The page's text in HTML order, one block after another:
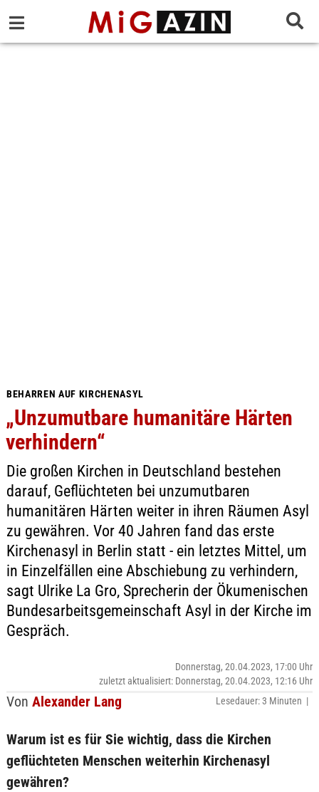
BEHARREN AUF KIRCHENASYL
„Unzumutbare humanitäre Härten
verhindern“
Die großen Kirchen in Deutschland bestehen
darauf, Geflüchteten bei unzumutbaren
humanitären Härten weiter in ihren Räumen Asyl
zu gewähren. Vor 40 Jahren fand das erste
Kirchenasyl in Berlin statt - ein letztes Mittel, um
in Einzelfällen eine Abschiebung zu verhindern,
sagt Ulrike La Gro, Sprecherin der Ökumenischen
Bundesarbeitsgemeinschaft Asyl in der Kirche im
Gespräch.
Von Alexander Lang
Donnerstag, 20.04.2023, 17:00 Uhr
zuletzt aktualisiert: Donnerstag, 20.04.2023, 12:16 Uhr
Lesedauer: 3 Minuten |
Warum ist es für Sie wichtig, dass die Kirchen
geflüchteten Menschen weiterhin Kirchenasyl
gewähren?